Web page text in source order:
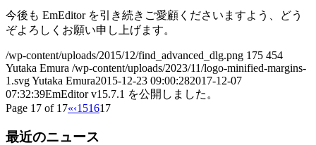
今後も EmEditor を引き続きご愛顧くださいますよう、どう
ぞよろしくお願い申し上げます。
/wp-content/uploads/2015/12/find_advanced_dlg.png 175 454
Yutaka Emura /wp-content/uploads/2023/11/logo-minified-margins-
1.svgYutaka Emura2015-12-23 09:00:282017-12-07
07:32:39EmEditor v15.7.1 を公開しました。
Page 17 of 17«‹151617
最近のニュース